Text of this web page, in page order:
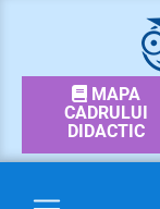
MAPA
CADRULUI
DIDACTIC